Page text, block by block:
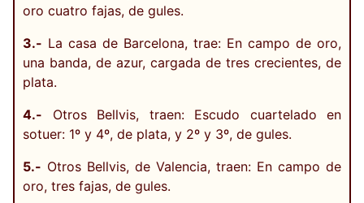
oro cuatro fajas, de gules.
3.- La casa de Barcelona, trae: En campo de oro,
una banda, de azur, cargada de tres crecientes, de
plata.
4.- Otros Bellvis, traen: Escudo cuartelado en
sotuer: 1º y 4º, de plata, y 2º y 3º, de gules.
5.- Otros Bellvis, de Valencia, traen: En campo de
oro, tres fajas, de gules.